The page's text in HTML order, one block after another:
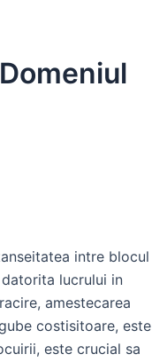
intre blocul
lucrului in
amestecarea
costisitoare, este
este crucial sa